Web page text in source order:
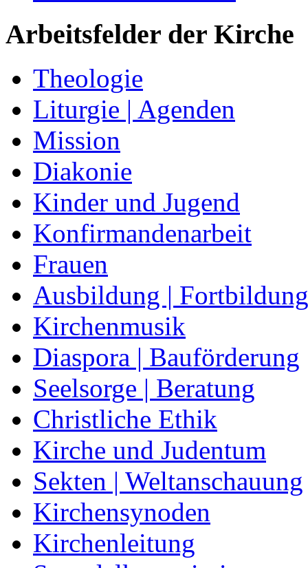
Arbeitsfelder der Kirche
Theologie
Liturgie | Agenden
Mission
Diakonie
Kinder und Jugend
Konfirmandenarbeit
Frauen
Ausbildung | Fortbildung
Kirchenmusik
Diaspora | Bauförderung
Seelsorge | Beratung
Christliche Ethik
Kirche und Judentum
Sekten | Weltanschauung
Kirchensynoden
Kirchenleitung